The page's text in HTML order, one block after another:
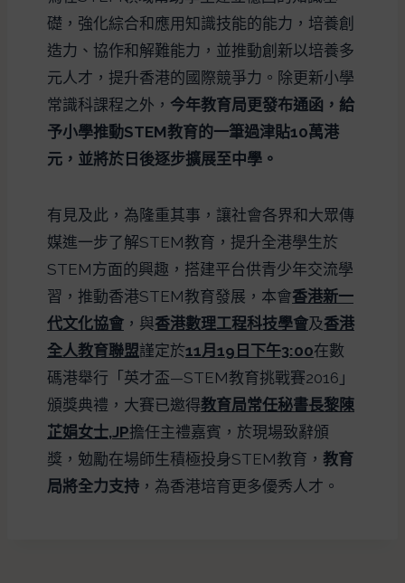
礎，強化綜合和應用知識技能的能力，培養創
造力、協作和解難能力，並推動創新以培養多
元人才，提升香港的國際競爭力。除更新小學
常識科課程之外， 今年教育局更發布通函，給
予小學推動STEM教育的一筆過津貼10萬港
元，並將於日後逐步擴展至中學。
有見及此，為隆重其事，讓社會各界和大眾傳
媒進一步了解STEM教育，提升全港學生於
STEM方面的興趣，搭建平台供青少年交流學
習，推動香港STEM教育發展，本會香港新一
代文化協會 ，與香港數理工程科技學會及香港
全人教育聯盟謹定於11月19日下午3:00在數
碼港舉行「英才盃—STEM教育挑戰賽2016」
頒獎典禮，大賽已邀得教育局常任秘書長黎陳
芷娟女士,JP擔任主禮嘉賓，於現場致辭頒
獎，勉勵在場師生積極投身STEM教育， 教育
局將全力支持 ，為香港培育更多優秀人才。